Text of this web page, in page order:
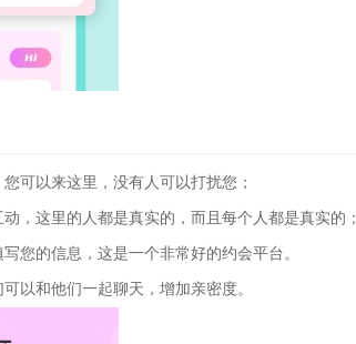
以来这里，没有人可以打扰您；
这里的人都是真实的，而且每个人都是真实的；
的信息，这是一个非常好的约会平台。
和他们一起聊天，增加亲密度。